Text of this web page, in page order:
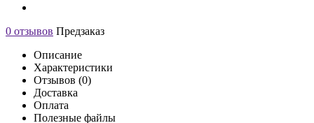
0 отзывов Предзаказ
Описание
Характеристики
Отзывов (0)
Доставка
Оплата
Полезные файлы